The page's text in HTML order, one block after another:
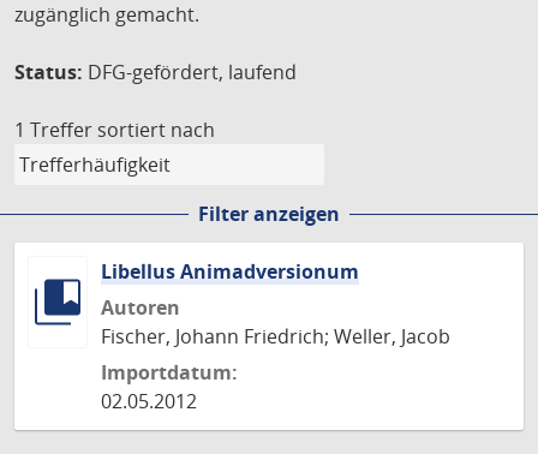
zugänglich gemacht.
Status: DFG-gefördert, laufend
1 Treffer sortiert nach
Filter anzeigen
Libellus Animadversionum
Autoren
Fischer, Johann Friedrich; Weller, Jacob
Importdatum:
02.05.2012